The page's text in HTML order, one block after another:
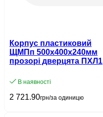
Корпус пластиковий
ЩМПп 500х400х240мм
прозорі дверцята ПХЛ1
В наявності
2 721.90грн/за одиницю